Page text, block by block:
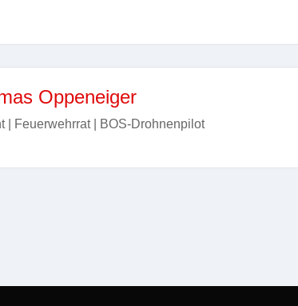
Oppeneiger
| Feuerwehrrat | BOS-Drohnenpilot